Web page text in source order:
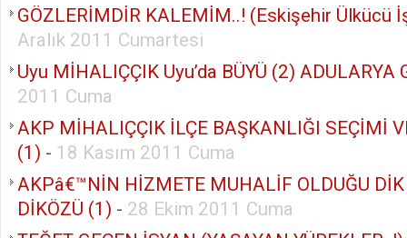
GÖZLERİMDİR KALEMİM..! (Eskişehir Ülkücü
Aralık 2011 Cumartesi
Uyu MİHALIÇÇIK Uyu’da BÜYÜ (2) ADULARYA
2011 Cuma
AKP MİHALIÇÇIK İLÇE BAŞKANLIĞI SEÇİMİ
(1) - 18 Kasım 2011 Cuma
AKPâ€™NİN HİZMETE MUHALİF OLDUĞU DİK
DİKÖZÜ (1) - 28 Ekim 2011 Cuma